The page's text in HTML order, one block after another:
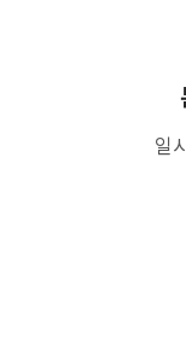
일